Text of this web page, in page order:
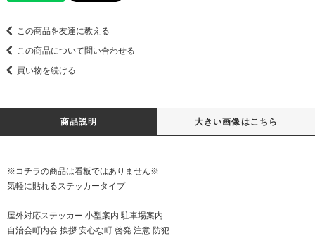
この商品を友達に教える
この商品について問い合わせる
買い物を続ける
商品説明 大きい画像はこちら
※コチラの商品は看板ではありません※
気軽に貼れるステッカータイプ
屋外対応ステッカー 小型案内 駐車場案内
自治会町内会 挨拶 安心な町 啓発 注意 防犯